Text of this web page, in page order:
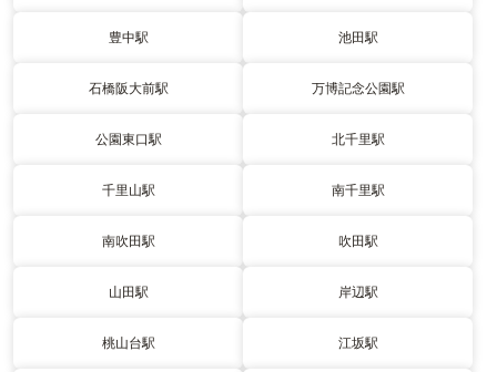
豊中駅 池田駅
石橋阪大前駅 万博記念公園駅
公園東口駅 北千里駅
千里山駅 南千里駅
南吹田駅 吹田駅
山田駅 岸辺駅
桃山台駅 江坂駅